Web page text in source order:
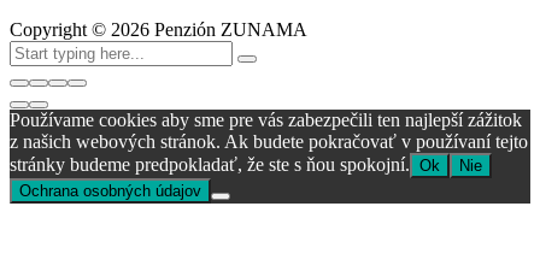
Copyright © 2026 Penzión ZUNAMA
Používame cookies aby sme pre vás zabezpečili ten najlepší zážitok
z našich webových stránok. Ak budete pokračovať v používaní tejto
stránky budeme predpokladať, že ste s ňou spokojní. Ok
Nie
Ochrana osobných údajov